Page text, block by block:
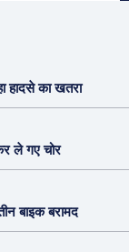
हादसे का खतरा
ले गए चोर
बाइक बरामद